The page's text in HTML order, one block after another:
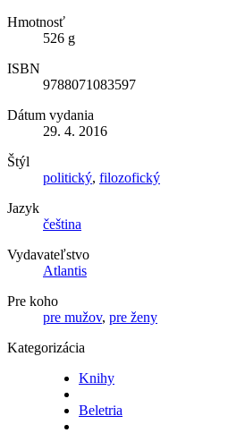
Hmotnosť
526 g
ISBN
9788071083597
Dátum vydania
29. 4. 2016
Štýl
politický, filozofický
Jazyk
čeština
Vydavateľstvo
Atlantis
Pre koho
pre mužov, pre ženy
Kategorizácia
Knihy
Beletria